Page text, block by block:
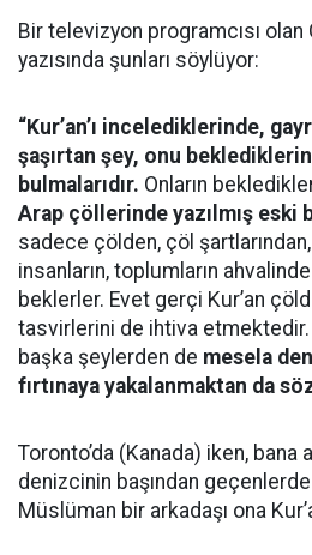
Bir televizyon programcısı olan
yazısında şunları söylüyor:
“Kur’an’ı incelediklerinde,
şaşırtan şey, onu
bulmalarıdır. Onların
Arap çöllerinde yazılmış eski
sadece çölden, çöl
insanların, toplumların
beklerler. Evet gerçi Kur’an
tasvirlerini de ihtiva etmektedir.
başka şeylerden de mesela
fırtınaya yakalanmaktan da
Toronto’da (Kanada) iken, bana
denizcinin başından
Müslüman bir arkadaşı ona